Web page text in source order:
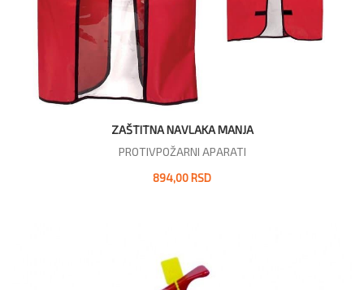
ZAŠTITNA NAVLAKA MANJA
PROTIVPOŽARNI APARATI
894,00 RSD